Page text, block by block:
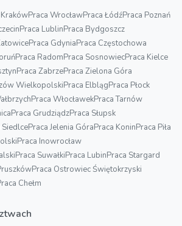
Praca WrocławPraca ŁódźPraca Poznań
Praca LublinPraca Bydgoszcz
Praca GdyniaPraca Częstochowa
Praca RadomPraca SosnowiecPraca Kielce
Praca ZabrzePraca Zielona Góra
WielkopolskiPraca ElblągPraca Płock
Praca WłocławekPraca Tarnów
Praca GrudziądzPraca Słupsk
SiedlcePraca Jelenia GóraPraca KoninPraca Piła
Praca Inowrocław
Praca SuwałkiPraca LubinPraca Stargard
Praca Ostrowiec Świętokrzyski
Chełm